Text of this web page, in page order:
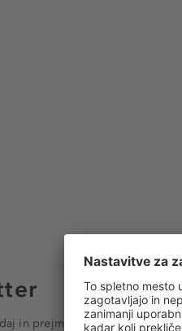
in prejmite e-poštna